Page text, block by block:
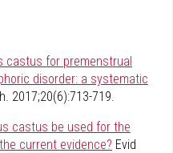
castus for premenstrual
disorder: a systematic
2017;20(6):713-719.
castus be used for the
current evidence? Evid